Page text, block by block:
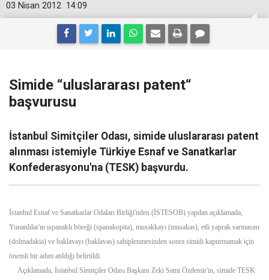
14:09
03 Nisan 2012
Simide “uluslararası patent“
başvurusu
İstanbul Simitçiler Odası, simide uluslararası patent
alınması istemiyle Türkiye Esnaf ve Sanatkarlar
Konfederasyonu'na (TESK) başvurdu.
İstanbul Esnaf ve Sanatkarlar Odaları Birliği'nden (İSTESOB) yapılan açıklamada,
Yunanlılar'ın ıspanaklı böreği (spanakopita), musakkayı (musakas), etli yaprak sarmasını
(dolmadakia) ve baklavayı (baklavas) sahiplenmesinden sonra simidi kaptırmamak için
önemli bir adım atıldığı belirtildi.
Açıklamada, İstanbul Simitçiler Odası Başkanı Zeki Sami Özdemir'in, simide TESK